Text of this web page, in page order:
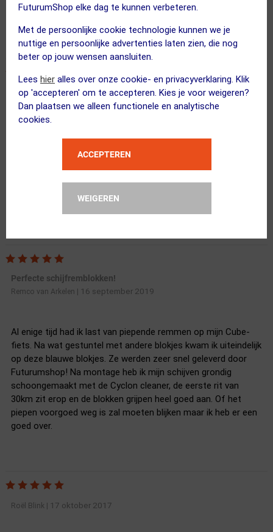
FuturumShop elke dag te kunnen verbeteren.
Met de persoonlijke cookie technologie kunnen we je
nuttige en persoonlijke advertenties laten zien, die nog
beter op jouw wensen aansluiten.
Lees hier alles over onze cookie- en privacyverklaring. Klik
op 'accepteren' om te accepteren. Kies je voor weigeren?
Dan plaatsen we alleen functionele en analytische
cookies.
ACCEPTEREN
WEIGEREN
Gemakkelijk te monteren en remwerking is uitstekend.
Super remblokjes voor een prima prijs
Hans| 11 maart 2021
Remmen goed. Bij droog en nat.
Perfecte schijfremblokken!
Remco van Arkelen 16 september 2019
Al enige tijd had ik last van piepende remmen op mijn Cube-
fiets. Na wat gestuntel met andere blokjes kwam ik uiteindelijk
op deze blauwe blokjes. Ze werden zeer snel geleverd door
Futurumshop! Na montage heb ik mijn schijven grondig
schoongemaakt met de Cyclon cleaner, de eerste rit van
30km zit erop en de blokken grijpen heel goed aan. Of het
piepen voorgoed weg is zal moeten blijken maar ik heb er een
goed over.
Roël Blink| 17 oktober 2017